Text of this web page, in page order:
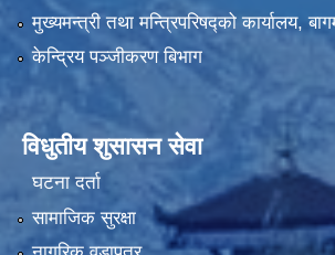
मुख्यमन्त्री तथा मन्त्रिपरिषद्को कार्यालय,
केन्द्रिय पञ्जीकरण बिभाग
विधुतीय शुसासन सेवा
घटना दर्ता
सामाजिक सुरक्षा